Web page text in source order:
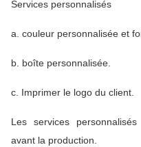
Services personnalisés
a. couleur personnalisée et
b. boîte personnalisée.
c. Imprimer le logo du client.
Les services
avant la production.